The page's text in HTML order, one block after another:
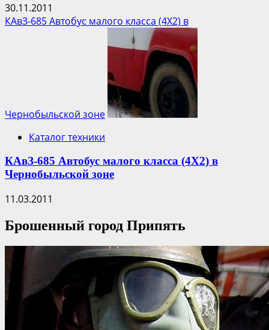
30.11.2011
КАвЗ-685 Автобус малого класса (4Х2) в
Чернобыльской зоне
Каталог техники
КАвЗ-685 Автобус малого класса (4Х2) в
Чернобыльской зоне
11.03.2011
Брошенный город Припять